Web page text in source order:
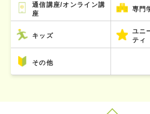
通信講座/オンライン講
座
専門
キッズ
ユニ
ティ
その他